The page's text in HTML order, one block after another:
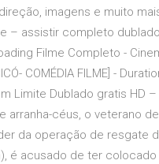
imagens e muito
– assistir completo
Filme Completo -
COMÉDIA FILME] -
Limite Dublado gratis HD –
arranha-céus, o veterano
da operação de resgate
é acusado de ter